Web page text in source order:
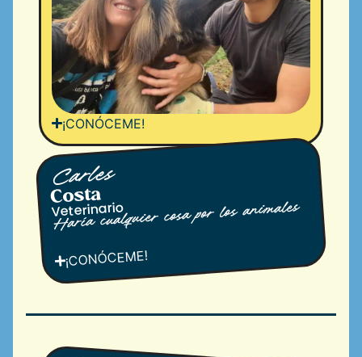
¡CONÓCEME!
Carles
Costa
Veterinario
Haría cualquier cosa por los animales
¡CONÓCEME!